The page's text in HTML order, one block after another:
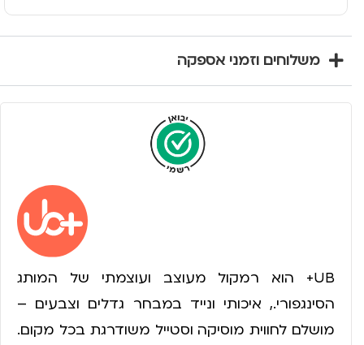
משלוחים וזמני אספקה
UB+ הוא רמקול מעוצב ועוצמתי של המותג
הסינגפורי., איכותי ונייד במבחר גדלים וצבעים –
מושלם לחווית מוסיקה וסטייל משודרגת בכל מקום.